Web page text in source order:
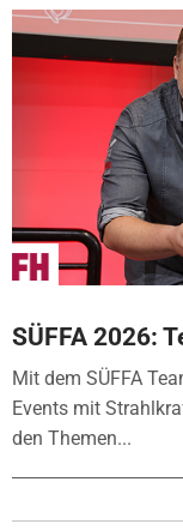
SÜFFA 2026:
Mit dem SÜFFA
Events mit
den Themen...